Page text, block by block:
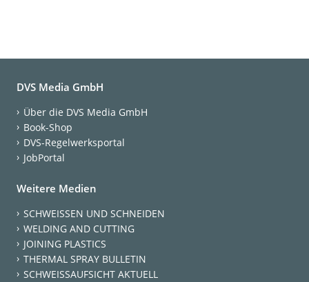
DVS Media GmbH
Über die DVS Media GmbH
Book-Shop
DVS-Regelwerksportal
JobPortal
Weitere Medien
SCHWEISSEN UND SCHNEIDEN
WELDING AND CUTTING
JOINING PLASTICS
THERMAL SPRAY BULLETIN
SCHWEISSAUFSICHT AKTUELL